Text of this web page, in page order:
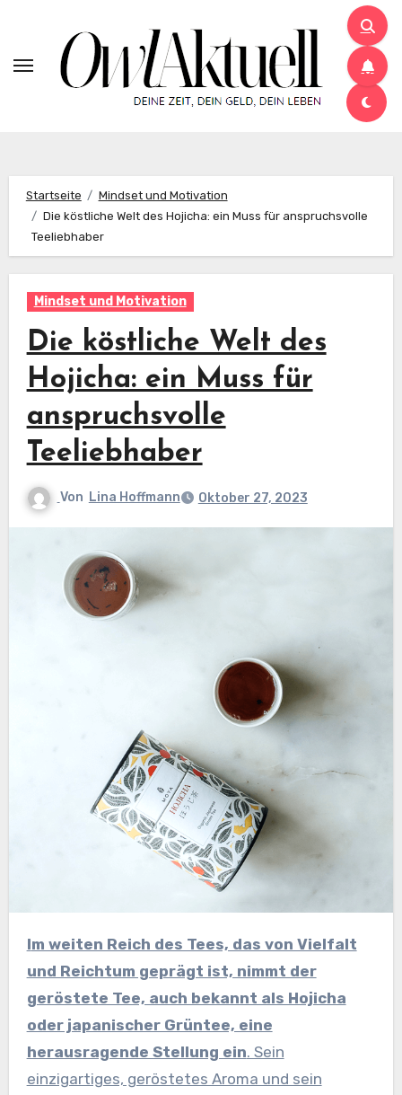
springen
Startseite
Mindset und Motivation
Die köstliche Welt des Hojicha: ein Muss für anspruchsvolle
Teeliebhaber
Mindset und Motivation
Die köstliche Welt des
Hojicha: ein Muss für
anspruchsvolle
Teeliebhaber
Von Lina Hoffmann Oktober 27, 2023
Im weiten Reich des Tees, das von Vielfalt
und Reichtum geprägt ist, nimmt der
geröstete Tee, auch bekannt als Hojicha
oder japanischer Grüntee, eine
herausragende Stellung ein. Sein
einzigartiges, geröstetes Aroma und sein